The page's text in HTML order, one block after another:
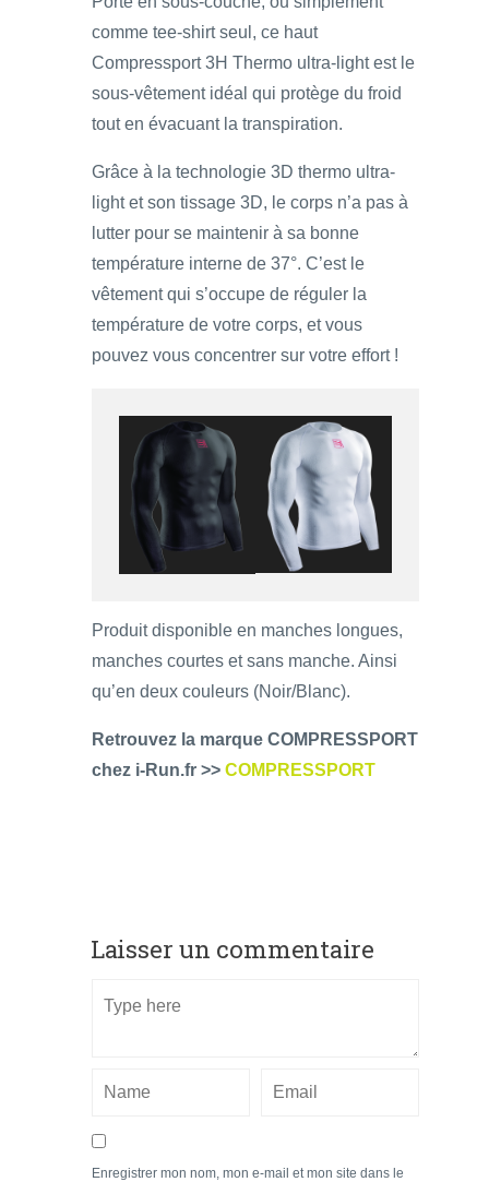
comme tee-shirt seul, ce haut
Compressport 3H Thermo ultra-light est le
sous-vêtement idéal qui protège du froid
tout en évacuant la transpiration.
Grâce à la technologie 3D thermo ultra-
light et son tissage 3D, le corps n’a pas à
lutter pour se maintenir à sa bonne
température interne de 37°. C’est le
vêtement qui s’occupe de réguler la
température de votre corps, et vous
pouvez vous concentrer sur votre effort !
Produit disponible en manches longues,
manches courtes et sans manche. Ainsi
qu’en deux couleurs (Noir/Blanc).
Retrouvez la marque COMPRESSPORT
chez i-Run.fr >> COMPRESSPORT
Laisser un commentaire
Enregistrer mon nom, mon e-mail et mon site dans le